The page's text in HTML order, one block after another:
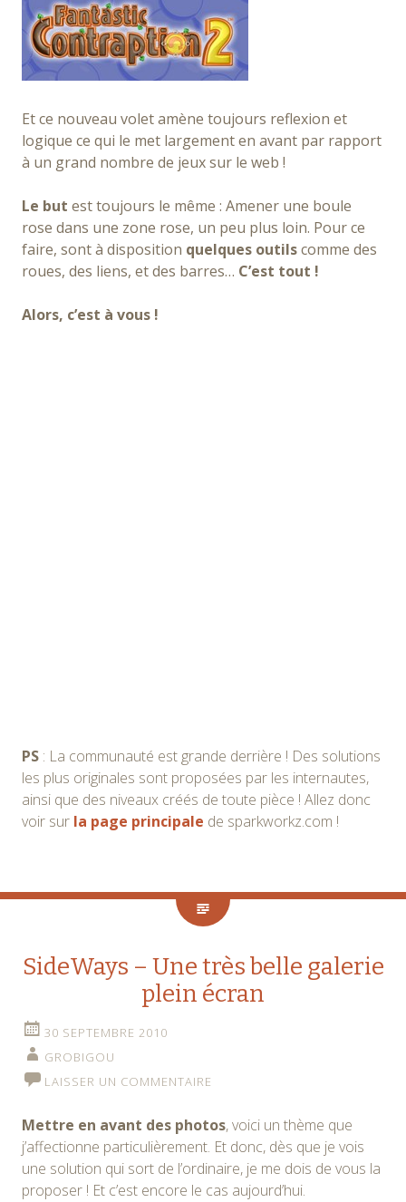
Et ce nouveau volet amène toujours reflexion et
logique ce qui le met largement en avant par rapport
à un grand nombre de jeux sur le web !
Le but est toujours le même : Amener une boule
rose dans une zone rose, un peu plus loin. Pour ce
faire, sont à disposition quelques outilscomme des
roues, des liens, et des barres… C’est tout !
Alors, c’est à vous !
PS : La communauté est grande derrière ! Des solutions
les plus originales sont proposées par les internautes,
ainsi que des niveaux créés de toute pièce ! Allez donc
voir sur la page principale de sparkworkz.com !
SideWays – Une très belle galerie
plein écran
30 SEPTEMBRE 2010
GROBIGOU
LAISSER UN COMMENTAIRE
Mettre en avant des photos, voici un thème que
j’affectionne particulièrement. Et donc, dès que je vois
une solution qui sort de l’ordinaire, je me dois de vous la
proposer ! Et c’est encore le cas aujourd’hui.